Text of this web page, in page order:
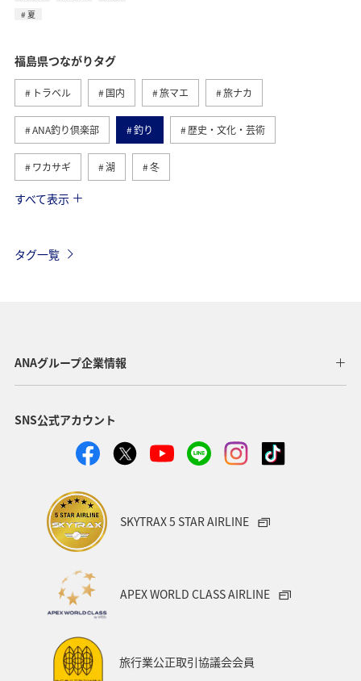
夏
福島県つながりタグ
トラベル 国内 旅マエ 旅ナカ
ANA釣り倶楽部 釣り 歴史・文化・芸術
ワカサギ 湖 冬
東北地方
すべて表示
タグ一覧
ANAグループ企業情報
SNS公式アカウント
SKYTRAX 5 STAR AIRLINE
APEX WORLD CLASS AIRLINE
旅行業公正取引協議会会員